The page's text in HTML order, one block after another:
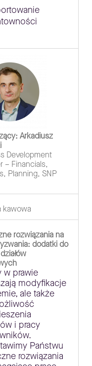
Arkadiusz
Development
– Financials,
Planning, SNP
kawowa
rozwiązania na
dodatki do
w prawie
modyfikacje
ale także
i pracy
Państwu
rozwiązania